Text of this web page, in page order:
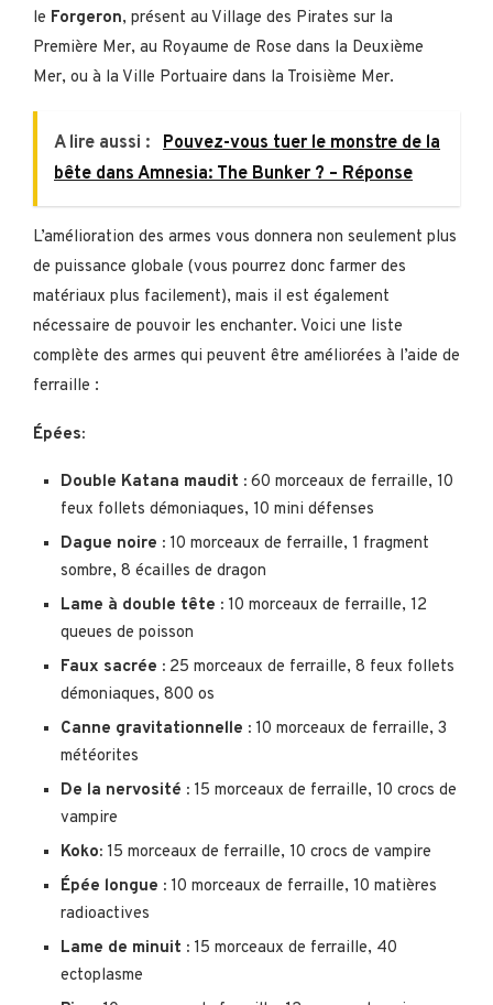
le Forgeron, présent au Village des Pirates sur la
Première Mer, au Royaume de Rose dans la Deuxième
Mer, ou à la Ville Portuaire dans la Troisième Mer.
A lire aussi :
Pouvez-vous tuer le monstre de la
bête dans Amnesia: The Bunker ? – Réponse
L’amélioration des armes vous donnera non seulement plus
de puissance globale (vous pourrez donc farmer des
matériaux plus facilement), mais il est également
nécessaire de pouvoir les enchanter. Voici une liste
complète des armes qui peuvent être améliorées à l’aide de
ferraille :
Épées:
Double Katana maudit : 60 morceaux de ferraille, 10
feux follets démoniaques, 10 mini défenses
Dague noire : 10 morceaux de ferraille, 1 fragment
sombre, 8 écailles de dragon
Lame à double tête : 10 morceaux de ferraille, 12
queues de poisson
Faux sacrée : 25 morceaux de ferraille, 8 feux follets
démoniaques, 800 os
Canne gravitationnelle : 10 morceaux de ferraille, 3
météorites
De la nervosité : 15 morceaux de ferraille, 10 crocs de
vampire
Koko: 15 morceaux de ferraille, 10 crocs de vampire
Épée longue : 10 morceaux de ferraille, 10 matières
radioactives
Lame de minuit : 15 morceaux de ferraille, 40
ectoplasme